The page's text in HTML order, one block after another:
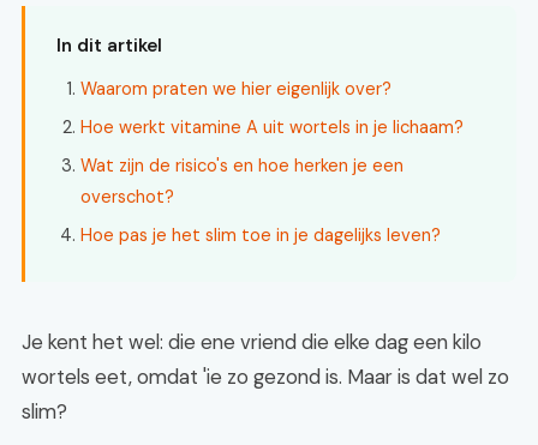
In dit artikel
Waarom praten we hier eigenlijk over?
Hoe werkt vitamine A uit wortels in je lichaam?
Wat zijn de risico's en hoe herken je een
overschot?
Hoe pas je het slim toe in je dagelijks leven?
Je kent het wel: die ene vriend die elke dag een kilo
wortels eet, omdat 'ie zo gezond is. Maar is dat wel zo
slim?